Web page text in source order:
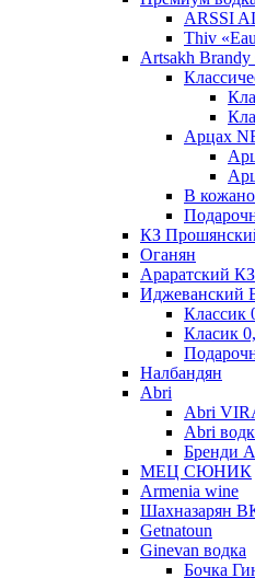
ARSSI
Thiv
Artsakh Brandy
Арцах
В
КЗ
Оганян
Араратский КЗ
Иджеванский
Классик
Класик
Налбандян
Abri
Abri
Abri
Бренди
МЕЦ СЮНИК
Armenia wine
Шахназарян
Getnatoun
Ginevan водка
Бочка